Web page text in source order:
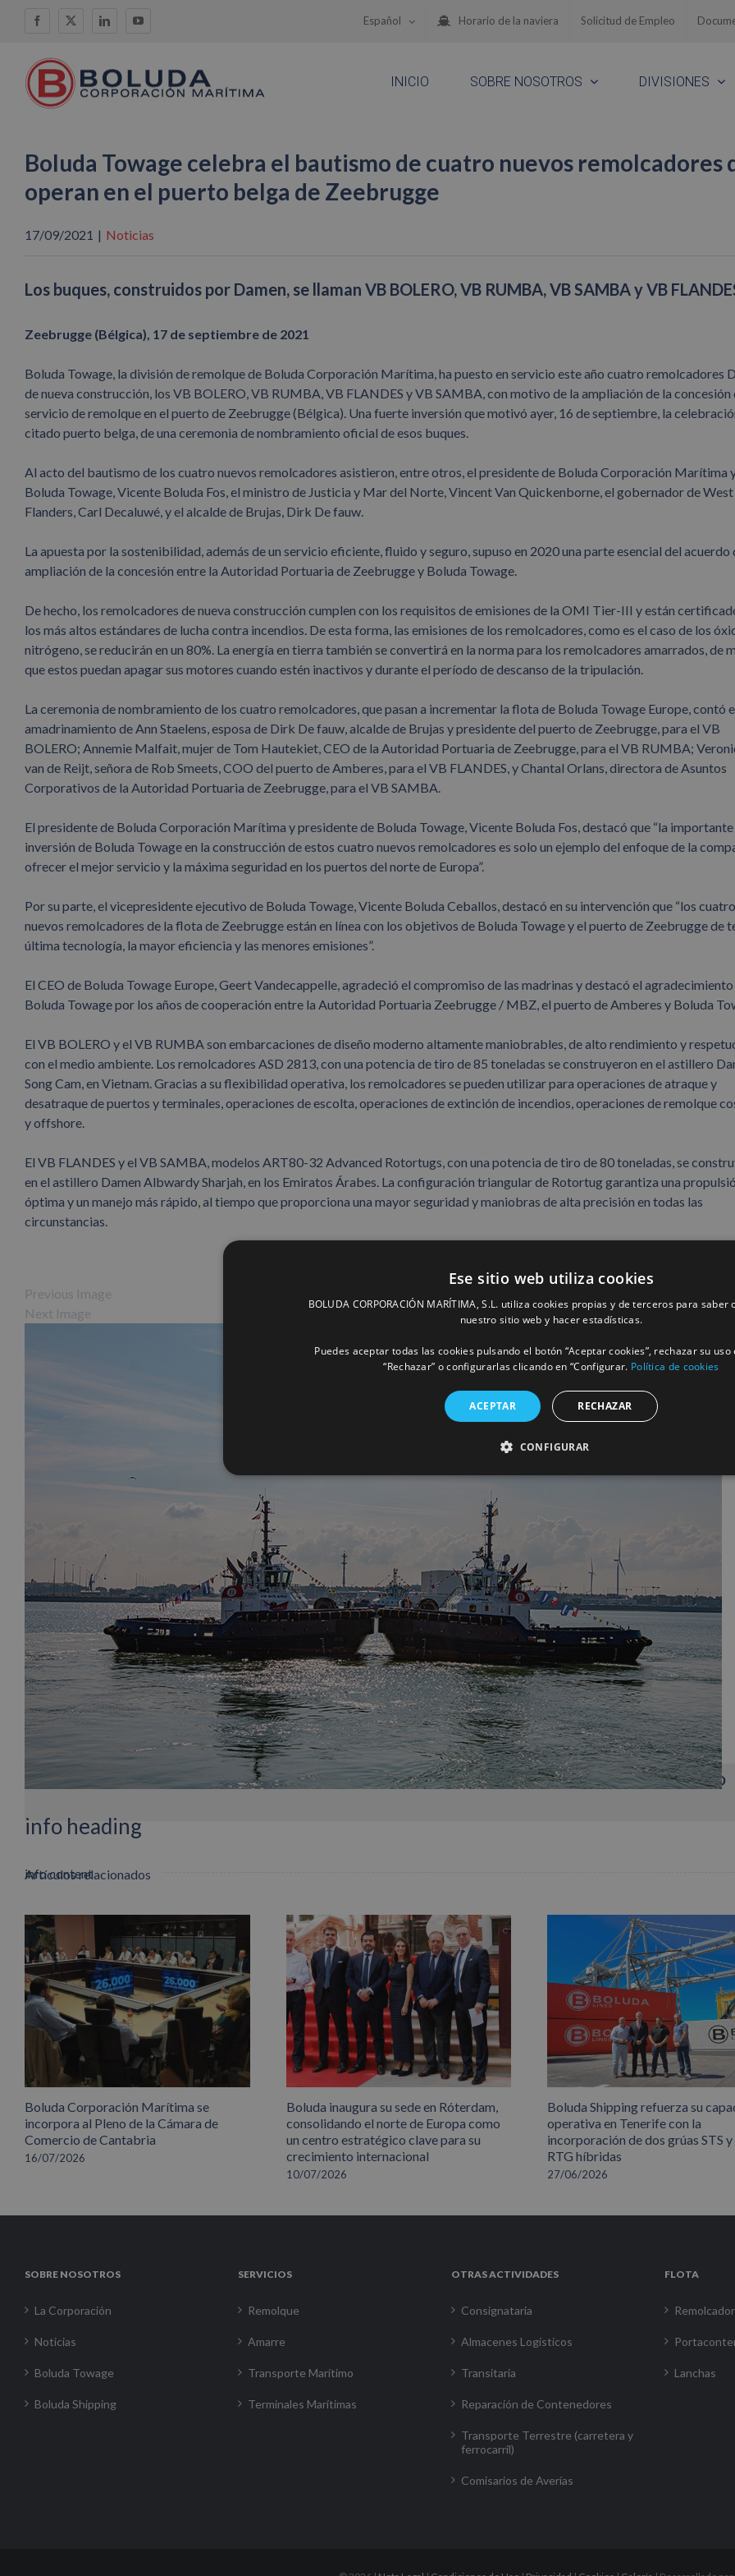
Facebook
X LinkedInYouTube Español Horario de la naviera Solicitud de Empleo
INICIO SOBRE NOSOTROS DIVISIONES
Boluda Towage celebra el bautismo de cuatro nuevos remolcadores
operan en el puerto belga de Zeebrugge
17/09/2021 | Noticias
Los buques, construidos por Damen, se llaman VB BOLERO, VB RUMBA, VB SAMBA y VB
Zeebrugge (Bélgica), 17 de septiembre de 2021
Boluda Towage, la división de remolque de Boluda Corporación Marítima, ha puesto en servicio este año cuatro remolcadores
de nueva construcción, los VB BOLERO, VB RUMBA, VB FLANDES y VB SAMBA, con motivo de la ampliación de la concesión
servicio de remolque en el puerto de Zeebrugge (Bélgica). Una fuerte inversión que motivó ayer, 16 de septiembre, la
citado puerto belga, de una ceremonia de nombramiento oficial de esos buques.
Al acto del bautismo de los cuatro nuevos remolcadores asistieron, entre otros, el presidente de Boluda Corporación Marítima
Boluda Towage, Vicente Boluda Fos, el ministro de Justicia y Mar del Norte, Vincent Van Quickenborne, el gobernador de West
Flanders, Carl Decaluwé, y el alcalde de Brujas, Dirk De fauw.
La apuesta por la sostenibilidad, además de un servicio eficiente, fluido y seguro, supuso en 2020 una parte esencial del acuerdo
ampliación de la concesión entre la Autoridad Portuaria de Zeebrugge y Boluda Towage.
De hecho, los remolcadores de nueva construcción cumplen con los requisitos de emisiones de la OMI Tier-III y están
los más altos estándares de lucha contra incendios. De esta forma, las emisiones de los remolcadores, como es el caso de los
nitrógeno, se reducirán en un 80%. La energía en tierra también se convertirá en la norma para los remolcadores amarrados, de
que estos puedan apagar sus motores cuando estén inactivos y durante el período de descanso de la tripulación.
La ceremonia de nombramiento de los cuatro remolcadores, que pasan a incrementar la flota de Boluda Towage Europe, contó
amadrinamiento de Ann Staelens, esposa de Dirk De fauw, alcalde de Brujas y presidente del puerto de Zeebrugge, para el VB
BOLERO; Annemie Malfait, mujer de Tom Hautekiet, CEO de la Autoridad Portuaria de Zeebrugge, para el VB RUMBA;
van de Reijt, señora de Rob Smeets, COO del puerto de Amberes, para el VB FLANDES, y Chantal Orlans, directora de Asuntos
Corporativos de la Autoridad Portuaria de Zeebrugge, para el VB SAMBA.
El presidente de Boluda Corporación Marítima y presidente de Boluda Towage, Vicente Boluda Fos, destacó que “la importante
inversión de Boluda Towage en la construcción de estos cuatro nuevos remolcadores es solo un ejemplo del enfoque de la
ofrecer el mejor servicio y la máxima seguridad en los puertos del norte de Europa”.
Por su parte, el vicepresidente ejecutivo de Boluda Towage, Vicente Boluda Ceballos, destacó en su intervención que “los cuatro
nuevos remolcadores de la flota de Zeebrugge están en línea con los objetivos de Boluda Towage y el puerto de Zeebrugge de
última tecnología, la mayor eficiencia y las menores emisiones”.
El CEO de Boluda Towage Europe, Geert Vandecappelle, agradeció el compromiso de las madrinas y destacó el
Boluda Towage por los años de cooperación entre la Autoridad Portuaria Zeebrugge / MBZ, el puerto de Amberes y Boluda
El VB BOLERO y el VB RUMBA son embarcaciones de diseño moderno altamente maniobrables, de alto rendimiento y
con el medio ambiente. Los remolcadores ASD 2813, con una potencia de tiro de 85 toneladas se construyeron en el astillero
Song Cam, en Vietnam. Gracias a su flexibilidad operativa, los remolcadores se pueden utilizar para operaciones de atraque y
desatraque de puertos y terminales, operaciones de escolta, operaciones de extinción de incendios, operaciones de remolque
y offshore.
El VB FLANDES y el VB SAMBA, modelos ART80-32 Advanced Rotortugs, con una potencia de tiro de 80 toneladas, se
en el astillero Damen Albwardy Sharjah, en los Emiratos Árabes. La configuración triangular de Rotortug garantiza una
óptima y un manejo más rápido, al tiempo que proporciona una mayor seguridad y maniobras de alta precisión en todas las
circunstancias.
Previous Image
Next Image
info heading
info content
Facebook
X LinkedIn
Artículos relacionados
Boluda Corporación Marítima se
incorpora al Pleno de la Cámara de
Comercio de Cantabria
16/07/2026
Boluda inaugura su sede en Róterdam,
consolidando el norte de Europa como
un centro estratégico clave para su
crecimiento internacional
10/07/2026
Boluda Shipping refuerza su
operativa en Tenerife con la
incorporación de dos grúas STS
RTG híbridas
27/06/2026
SOBRE NOSOTROS
La Corporación
Noticias
Boluda Towage
Boluda Shipping
SERVICIOS
Remolque
Amarre
Transporte Marítimo
Terminales Marítimas
OTRAS ACTIVIDADES
Consignataria
Almacenes Logísticos
Transitaria
Reparación de Contenedores
Transporte Terrestre (carretera y
ferrocarril)
Comisarios de Averías
FLOTA
Lanchas
Ese sitio web utiliza cookies
BOLUDA CORPORACIÓN MARÍTIMA, S.L. utiliza cookies propias y de terceros para saber
nuestro sitio web y hacer estadísticas.
Puedes aceptar todas las cookies pulsando el botón “Aceptar cookies”, rechazar su uso
“Rechazar” o configurarlas clicando en “Configurar. Política de cookies
ACEPTAR RECHAZAR
CONFIGURAR